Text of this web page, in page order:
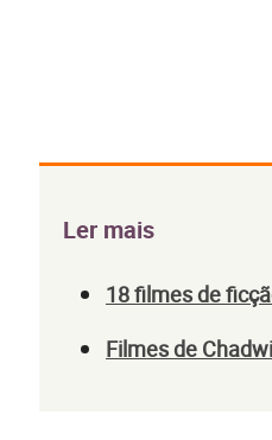
Ler mais
18 filmes de
Filmes de